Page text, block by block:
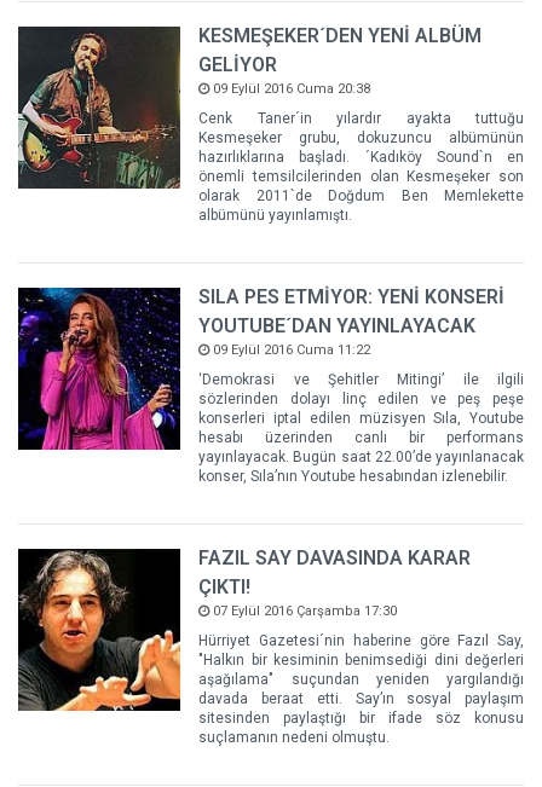
KESMEŞEKER´DEN YENİ ALBÜM
GELİYOR
09 Eylül 2016 Cuma 20:38
Cenk Taner´in yılardır ayakta tuttuğu
Kesmeşeker grubu, dokuzuncu albümünün
hazırlıklarına başladı. ´Kadıköy Sound`n en
önemli temsilcilerinden olan Kesmeşeker son
olarak 2011`de Doğdum Ben Memlekette
albümünü yayınlamıştı.
SILA PES ETMİYOR: YENİ KONSERİ
YOUTUBE´DAN YAYINLAYACAK
09 Eylül 2016 Cuma 11:22
‘Demokrasi ve Şehitler Mitingi’ ile ilgili
sözlerinden dolayı linç edilen ve peş peşe
konserleri iptal edilen müzisyen Sıla, Youtube
hesabı üzerinden canlı bir performans
yayınlayacak. Bugün saat 22.00’de yayınlanacak
konser, Sıla’nın Youtube hesabından izlenebilir.
FAZIL SAY DAVASINDA KARAR
ÇIKTI!
07 Eylül 2016 Çarşamba 17:30
Hürriyet Gazetesi´nin haberine göre Fazıl Say,
"Halkın bir kesiminin benimsediği dini değerleri
aşağılama" suçundan yeniden yargılandığı
davada beraat etti. Say’ın sosyal paylaşım
sitesinden paylaştığı bir ifade söz konusu
suçlamanın nedeni olmuştu.